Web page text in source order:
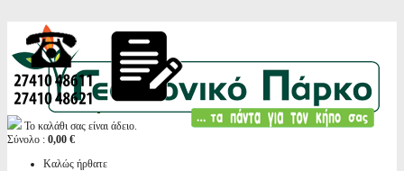
Το καλάθι σας είναι άδειο.
Σύνολο : 0,00 €
Καλώς ήρθατε